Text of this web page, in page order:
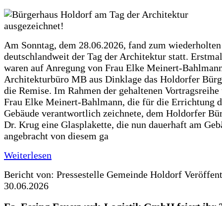
Am Sonntag, dem 28.06.2026, fand zum
deutschlandweit der Tag der Architektur statt.
waren auf Anregung von Frau Elke Meinert-
Architekturbüro MB aus Dinklage das Holdorfer
die Remise. Im Rahmen der gehaltenen
Frau Elke Meinert-Bahlmann, die für die Errichtung
Gebäude verantwortlich zeichnete, dem Holdorfer
Dr. Krug eine Glasplakette, die nun dauerhaft am
angebracht von diesem ga
Weiterlesen
Bericht von: Pressestelle Gemeinde Holdorf
30.06.2026